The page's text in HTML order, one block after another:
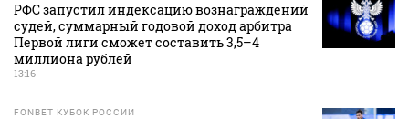
РФС запустил индексацию вознаграждений
судей, суммарный годовой доход арбитра
Первой лиги сможет составить 3,5–4
миллиона рублей
13:16
FONBET КУБОК РОССИИ